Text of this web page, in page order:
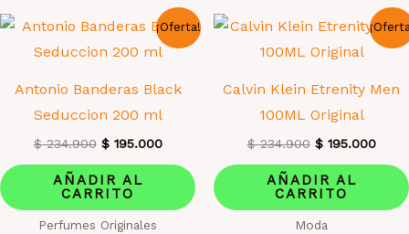
¡Oferta!
Antonio Banderas Black
Seduccion 200 ml
$234.900 El
original
era:
$ 234.900.
$195.000El
actual
$ 195.000.
AÑADIR AL
CARRITO
Perfumes Originales
Calvin Klein Etrenity Men
100ML Original
$234.900 El
original
era:
$ 234.900.
$195.000El
$
AÑADIR AL
CARRITO
Moda